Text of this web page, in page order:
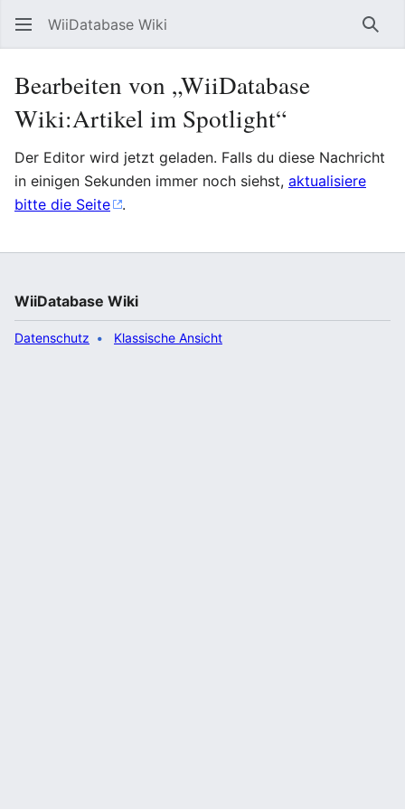
WiiDatabase Wiki
Bearbeiten von „WiiDatabase
Wiki:Artikel im Spotlight“
Der Editor wird jetzt geladen. Falls du diese Nachricht
in einigen Sekunden immer noch siehst, aktualisiere
bitte die Seite
.
WiiDatabase Wiki
Datenschutz Klassische Ansicht